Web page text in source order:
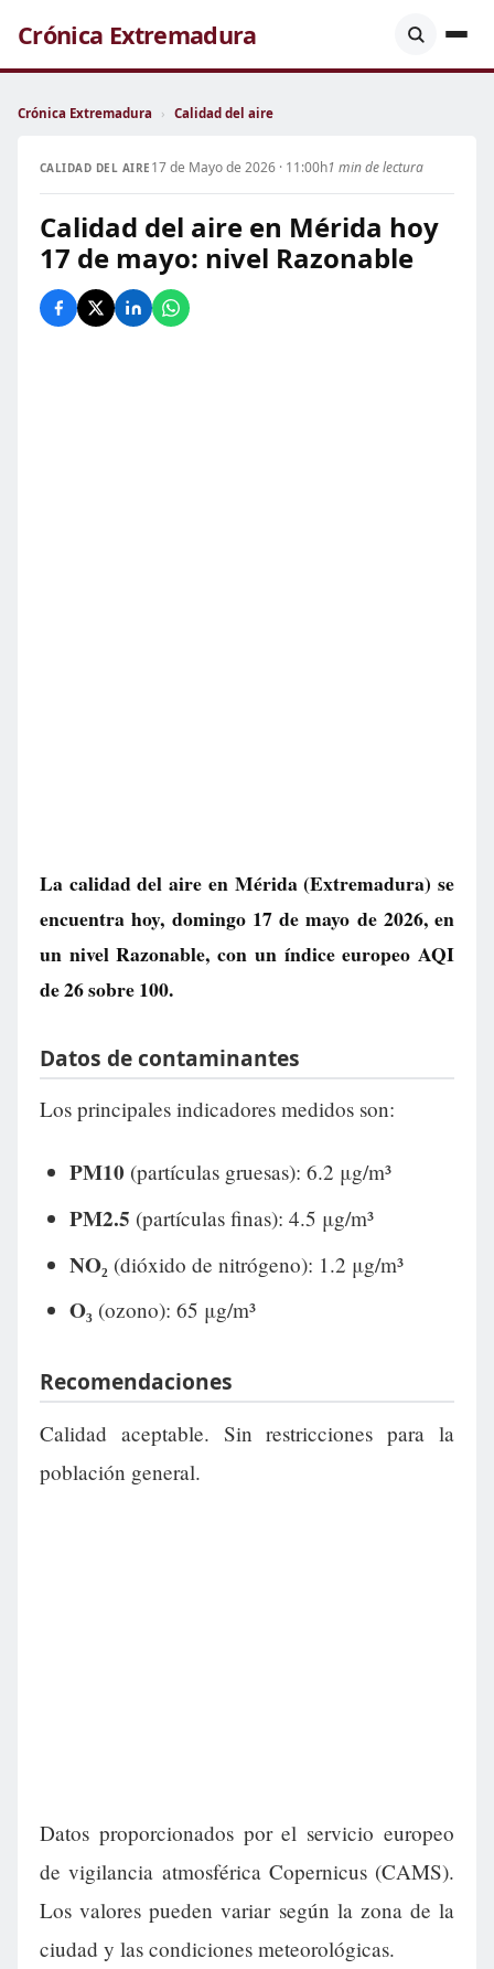
Crónica Extremadura
Crónica Extremadura › Calidad del aire
CALIDAD DEL AIRE 17 de Mayo de 2026 · 11:00h1 min de lectura
Calidad del aire en Mérida hoy
17 de mayo: nivel Razonable
La calidad del aire en Mérida(Extremadura) se
encuentra hoy, domingo 17 de mayo de 2026, en
un nivelRazonable, con un índice europeo AQI
de26sobre 100.
Datos de contaminantes
Los principales indicadores medidos son:
PM10 (partículas gruesas): 6.2 μg/m³
PM2.5 (partículas finas): 4.5 μg/m³
NO₂ (dióxido de nitrógeno): 1.2 μg/m³
O₃ (ozono): 65 μg/m³
Recomendaciones
Calidad aceptable. Sin restricciones para la
población general.
Datos proporcionados por el servicio europeo
de vigilancia atmosférica Copernicus (CAMS).
Los valores pueden variar según la zona de la
ciudad y las condiciones meteorológicas.